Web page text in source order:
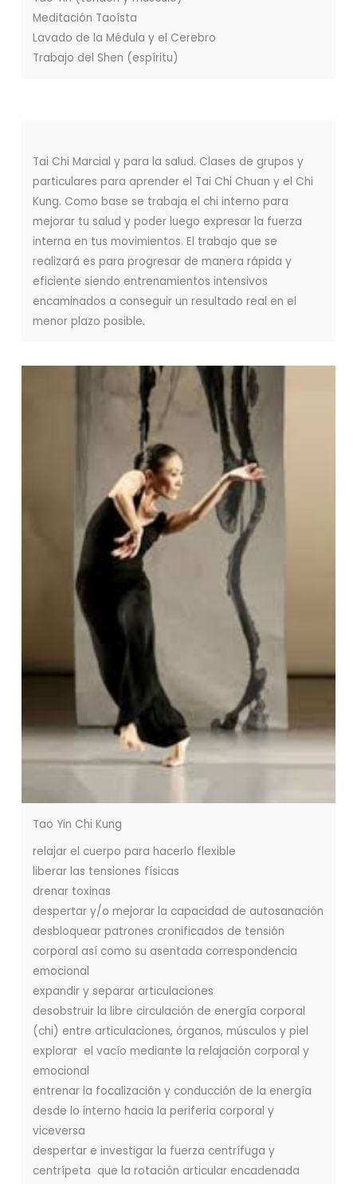
Meditación Taoísta
Lavado de la Médula y el Cerebro
Trabajo del Shen (espíritu)
Tai Chi Marcial y para la salud. Clases de grupos y
particulares para aprender el Tai Chi Chuan y el Chi
Kung. Como base se trabaja el chi interno para
mejorar tu salud y poder luego expresar la fuerza
interna en tus movimientos. El trabajo que se
realizará es para progresar de manera rápida y
eficiente siendo entrenamientos intensivos
encaminados a conseguir un resultado real en el
menor plazo posible.
Tao Yin Chi Kung
relajar el cuerpo para hacerlo flexible
liberar las tensiones físicas
drenar toxinas
despertar y/o mejorar la capacidad de autosanación
desbloquear patrones cronificados de tensión
corporal así como su asentada correspondencia
emocional
expandir y separar articulaciones
desobstruir la libre circulación de energía corporal
(chi) entre articulaciones, órganos, músculos y piel
explorar el vacío mediante la relajación corporal y
emocional
entrenar la focalización y conducción de la energía
desde lo interno hacia la periferia corporal y
viceversa
despertar e investigar la fuerza centrífuga y
centrípeta que la rotación articular encadenada